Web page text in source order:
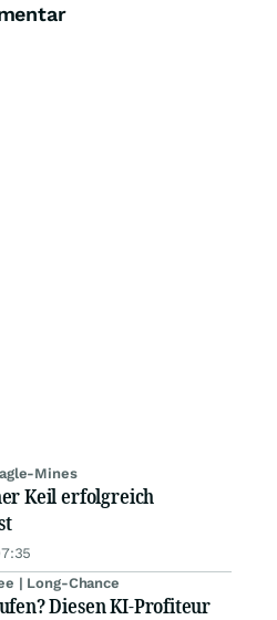
Mines
Keil erfolgreich
| Long-Chance
Diesen KI-Profiteur